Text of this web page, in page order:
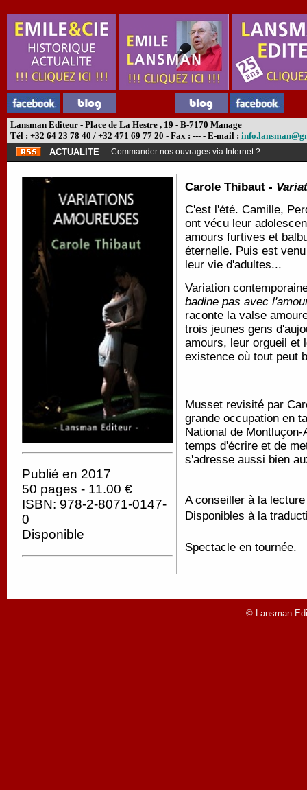
Lansman Editeur - Place de La Hestre , 19 - B-7170 Manage
Tél : +32 64 23 78 40 / +32 471 69 77 20 - Fax : --- - E-mail :
ACTUALITE
Commander nos ouvrages via Internet ?
Publié en 2017
50 pages - 11.00 €
ISBN: 978-2-8071-0147-
0
Disponible
Carole Thibaut -
C'est l'été. Camille,
ont vécu leur
amours furtives et
éternelle. Puis est
leur vie d'adultes...
Variation
badine pas avec
raconte la valse
trois jeunes gens
amours, leur orgueil et
existence où tout peut
Musset revisité par
grande occupation en
National de
temps d'écrire et de
s'adresse aussi bien
A conseiller à la
Disponibles à la
Spectacle en tournée.
© Lansman